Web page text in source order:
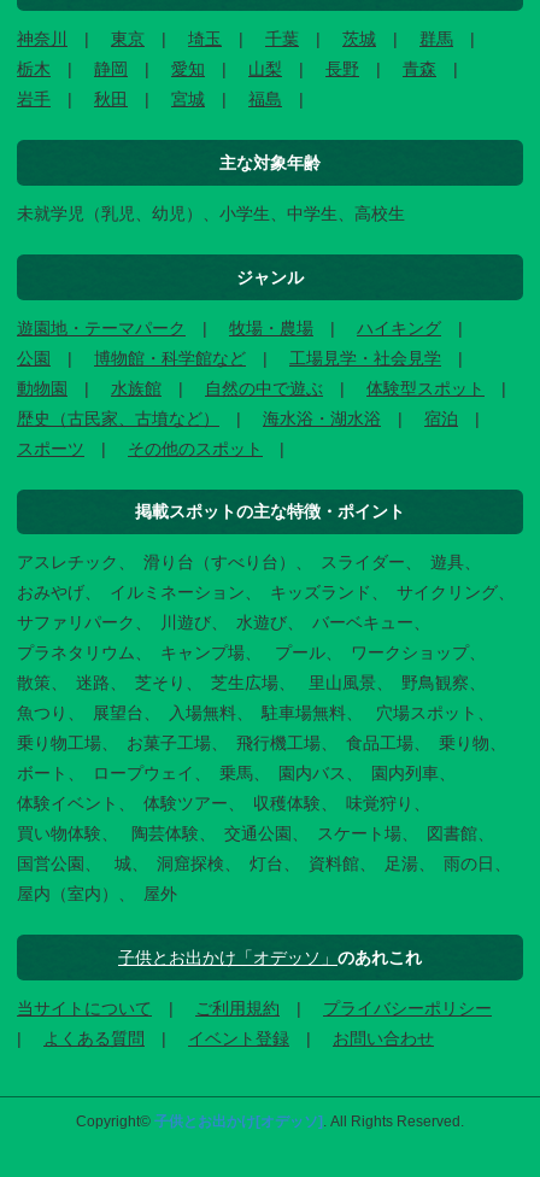
神奈川 東京 埼玉 千葉 茨城
群馬
栃木
静岡 愛知 山梨 長野
青森
岩手
秋田 宮城 福島
主な対象年齢
未就学児（乳児、幼児）、小学生、中学生、高校生
ジャンル
遊園地・テーマパーク 牧場・農場
ハイキング
公園
博物館・科学館など
工場見学・社会見学
動物園
水族館 自然の中で遊ぶ
体験型スポット
歴史（古民家、古墳など）
海水浴・湖水浴
宿泊
スポーツ
その他のスポット
掲載スポットの主な特徴・ポイント
アスレチック 滑り台（すべり台） スライダー
遊具
おみやげ
イルミネーション キッズランド
サイクリング
サファリパーク
川遊び 水遊び
バーベキュー
プラネタリウム
キャンプ場 プール
ワークショップ
散策
迷路 芝そり 芝生広場 里山風景
野鳥観察
魚つり
展望台 入場無料 駐車場無料
穴場スポット
乗り物工場
お菓子工場 飛行機工場 食品工場
乗り物
ボート
ロープウェイ 乗馬 園内バス
園内列車
体験イベント
体験ツアー 収穫体験
味覚狩り
買い物体験
陶芸体験 交通公園 スケート場
図書館
国営公園
城 洞窟探検 灯台 資料館 足湯
雨の日
屋内（室内）
屋外
子供とお出かけ「オデッソ」 のあれこれ
当サイトについて ご利用規約
プライバシーポリシー
よくある質問
イベント登録 お問い合わせ
Copyright© 子供とお出かけ[オデッソ] . All Rights Reserved.